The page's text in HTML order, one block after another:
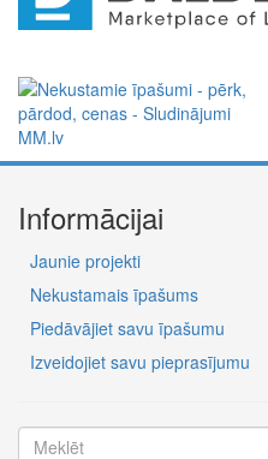
Informācijai
Jaunie projekti
Nekustamais īpašums
Piedāvājiet savu īpašumu
Izveidojiet savu pieprasījumu